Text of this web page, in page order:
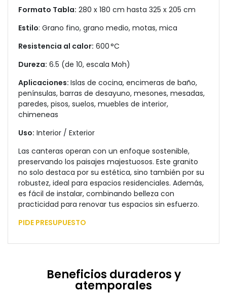
Formato Tabla: 280 x 180 cm hasta 325 x 205 cm
Estilo: Grano fino, grano medio, motas, mica
Resistencia al calor: 600 °C
Dureza: 6.5 (de 10, escala Moh)
Aplicaciones: Islas de cocina, encimeras de baño,
penínsulas, barras de desayuno, mesones, mesadas,
paredes, pisos, suelos, muebles de interior,
chimeneas
Uso: Interior / Exterior
Las canteras operan con un enfoque sostenible,
preservando los paisajes majestuosos. Este granito
no solo destaca por su estética, sino también por su
robustez, ideal para espacios residenciales. Además,
es fácil de instalar, combinando belleza con
practicidad para renovar tus espacios sin esfuerzo.
PIDE PRESUPUESTO
Beneficios duraderos y
atemporales